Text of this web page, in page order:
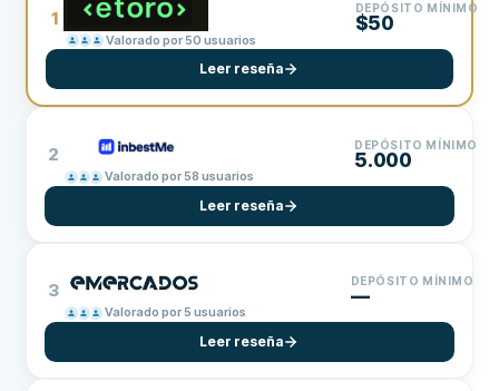
1
Valorado por 50 usuarios
DEPÓSITO MÍNIMO
$50
Leer reseña
2
Valorado por 58 usuarios
DEPÓSITO MÍNIMO
5.000
Leer reseña
3
Valorado por 5 usuarios
DEPÓSITO MÍNIMO
—
Leer reseña